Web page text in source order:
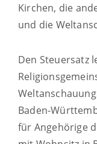
Kirchen, die
und die
Den Steuersatz
Baden-
für Angehörige